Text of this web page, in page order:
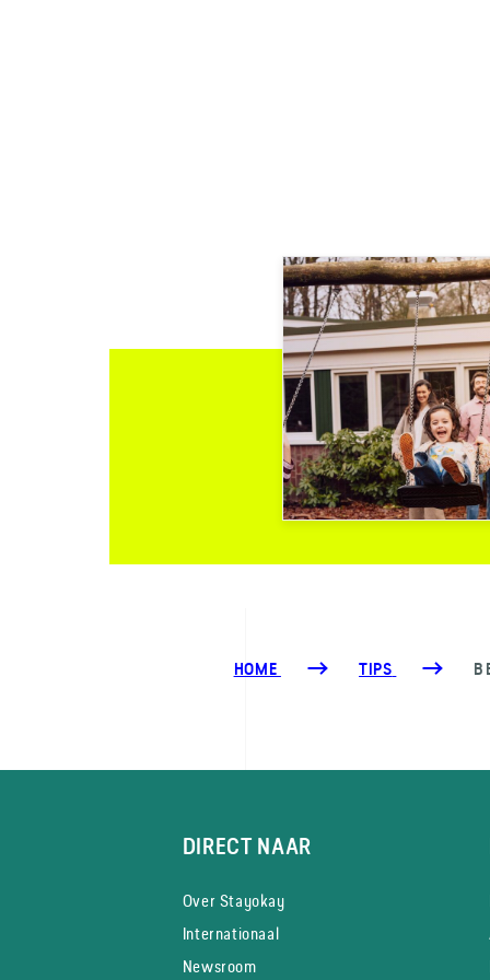
HOME TIPS
DIRECT NAAR
Over Stayokay
Internationaal
Newsroom